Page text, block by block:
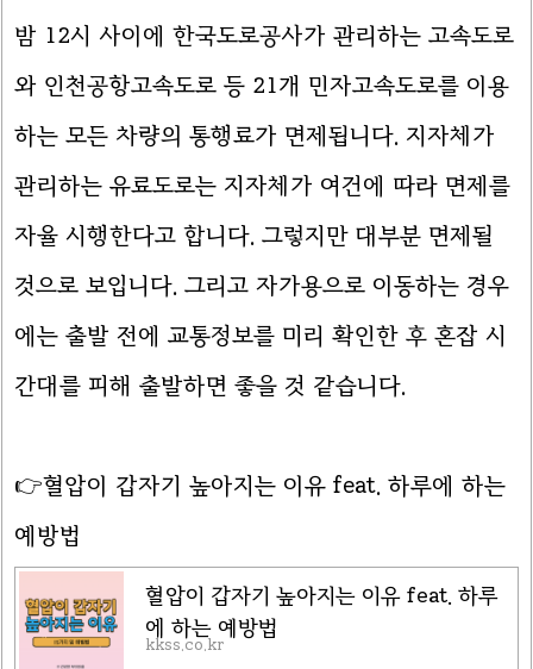
밤 12시 사이에 한국도로공사가 관리하는 고속도로
와 인천공항고속도로 등 21개 민자고속도로를 이용
하는 모든 차량의 통행료가 면제됩니다. 지자체가
관리하는 유료도로는 지자체가 여건에 따라 면제를
자율 시행한다고 합니다. 그렇지만 대부분 면제될
것으로 보입니다. 그리고 자가용으로 이동하는 경우
에는 출발 전에 교통정보를 미리 확인한 후 혼잡 시
간대를 피해 출발하면 좋을 것 같습니다.
👉혈압이 갑자기 높아지는 이유 feat. 하루에 하는
예방법
혈압이 갑자기 높아지는 이유 feat. 하루
에 하는 예방법
kkss.co.kr